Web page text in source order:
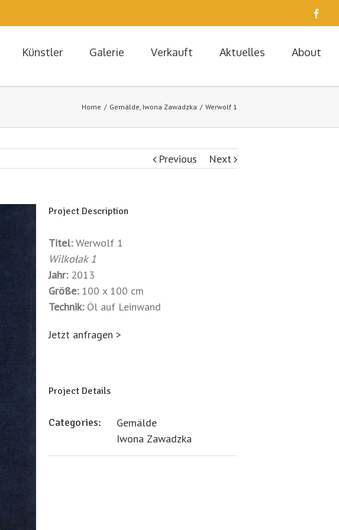
Künstler Galerie Verkauft Aktuelles About
Home / Gemälde, Iwona Zawadzka / Werwolf 1
Previous Next
Project Description
Titel:Werwolf 1
Wilkołak 1
Jahr:2013
Größe:100 x 100 cm
Technik:Öl auf Leinwand
Jetzt anfragen >
Project Details
Categories:
Gemälde
Iwona Zawadzka